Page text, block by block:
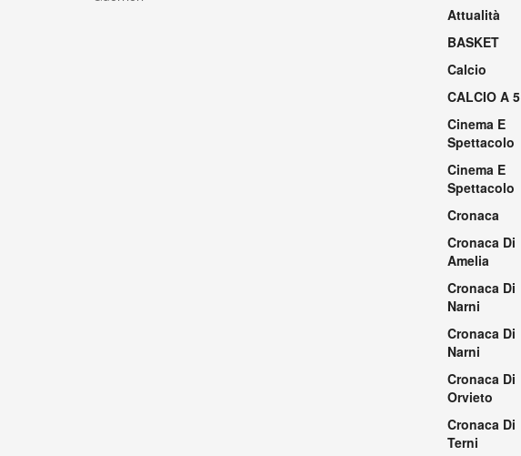
Attualità
BASKET
Calcio
CALCIO A 5
Cinema E
Spettacolo
Cinema E
Spettacolo
Cronaca
Cronaca Di
Amelia
Cronaca Di
Narni
Cronaca Di
Narni
Cronaca Di
Orvieto
Cronaca Di
Terni